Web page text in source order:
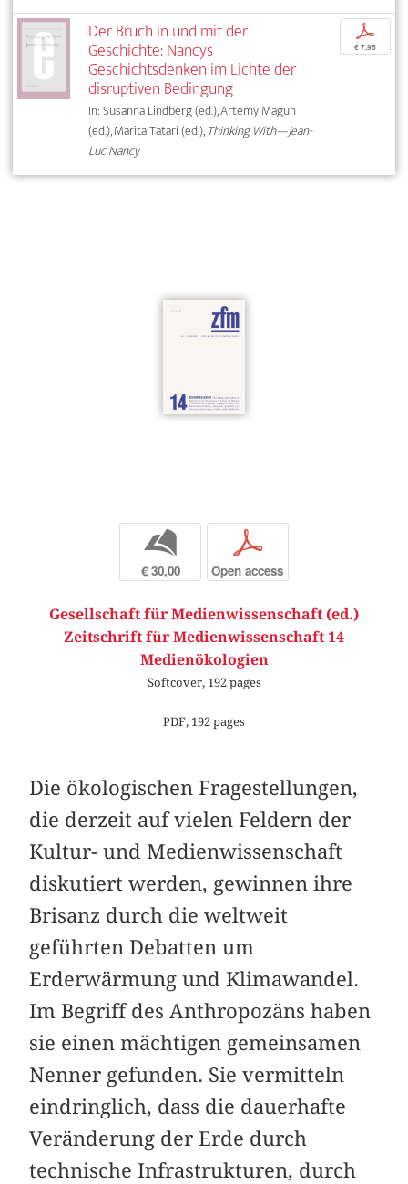
Der Bruch in und mit der
Geschichte: Nancys
Geschichtsdenken im Lichte der
disruptiven Bedingung
In: Susanna Lindberg (ed.), Artemy Magun
(ed.), Marita Tatari (ed.),Thinking With—Jean-
Luc Nancy
p
€ 7,95
b
€ 30,00
p
Open access
Gesellschaft für Medienwissenschaft (ed.)
Zeitschrift für Medienwissenschaft 14
Medienökologien
Softcover, 192 pages
PDF, 192 pages
Die ökologischen Fragestellungen,
die derzeit auf vielen Feldern der
Kultur- und Medienwissenschaft
diskutiert werden, gewinnen ihre
Brisanz durch die weltweit
geführten Debatten um
Erderwärmung und Klimawandel.
Im Begriff des Anthropozäns haben
sie einen mächtigen gemeinsamen
Nenner gefunden. Sie vermitteln
eindringlich, dass die dauerhafte
Veränderung der Erde durch
technische Infrastrukturen, durch